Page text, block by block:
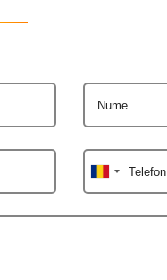
Nume
Telefon